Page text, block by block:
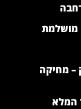
מושלמת
– מחיקה
המלא